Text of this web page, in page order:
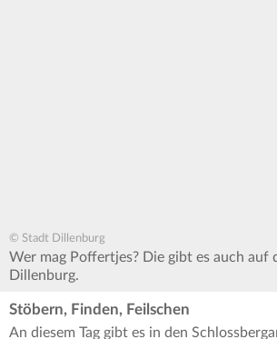
© Stadt Dillenburg
Wer mag Poffertjes? Die gibt es auch auf
Dillenburg.
Stöbern, Finden, Feilschen
An diesem Tag gibt es in den